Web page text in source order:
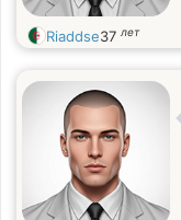
Riaddse37 лет